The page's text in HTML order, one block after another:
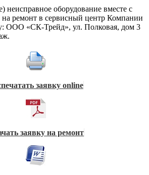
неисправное оборудование вместе с
на ремонт в сервисный центр Компании
«СК-Трейд», ул. Полковая, дом 3
заявку online
заявку на ремонт